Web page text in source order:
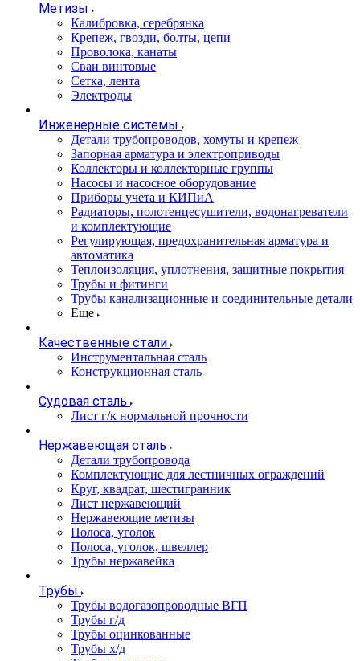
Метизы
Калибровка, серебрянка
Крепеж, гвозди, болты, цепи
Проволока, канаты
Сваи винтовые
Сетка, лента
Электроды
Инженерные системы
Детали трубопроводов, хомуты и крепеж
Запорная арматура и электроприводы
Коллекторы и коллекторные группы
Насосы и насосное оборудование
Приборы учета и КИПиА
Радиаторы, полотенцесушители, водонагреватели
и комплектующие
Регулирующая, предохранительная арматура и
автоматика
Теплоизоляция, уплотнения, защитные покрытия
Трубы и фитинги
Трубы канализационные и соединительные детали
Еще
Качественные стали
Инструментальная сталь
Конструкционная сталь
Судовая сталь
Лист г/к нормальной прочности
Нержавеющая сталь
Детали трубопровода
Комплектующие для лестничных ограждений
Круг, квадрат, шестигранник
Лист нержавеющий
Нержавеющие метизы
Полоса, уголок
Полоса, уголок, швеллер
Трубы нержавейка
Трубы
Трубы водогазопроводные ВГП
Трубы г/д
Трубы оцинкованные
Трубы х/д